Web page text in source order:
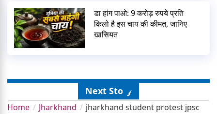
डा हांग पाओ: 9 करोड़ रुपये प्रति
किलो है इस चाय की कीमत, जानिए
खासियत
Next Story
Home Jharkhand
jharkhand student protest jpsc